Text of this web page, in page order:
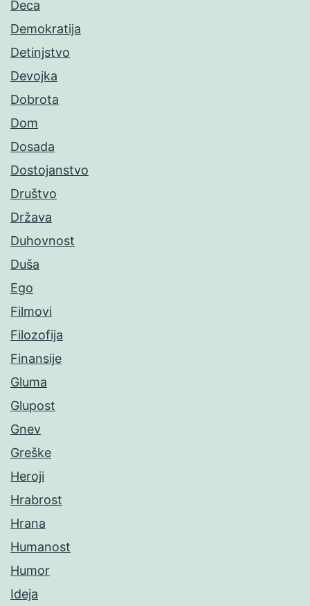
Deca
Demokratija
Detinjstvo
Devojka
Dobrota
Dom
Dosada
Dostojanstvo
Društvo
Država
Duhovnost
Duša
Ego
Filmovi
Filozofija
Finansije
Gluma
Glupost
Gnev
Greške
Heroji
Hrabrost
Hrana
Humanost
Humor
Ideja